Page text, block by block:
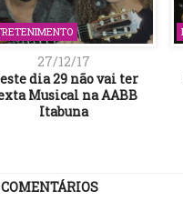
27/12/17
dia 29 não vai ter
Musical na AABB
Itabuna